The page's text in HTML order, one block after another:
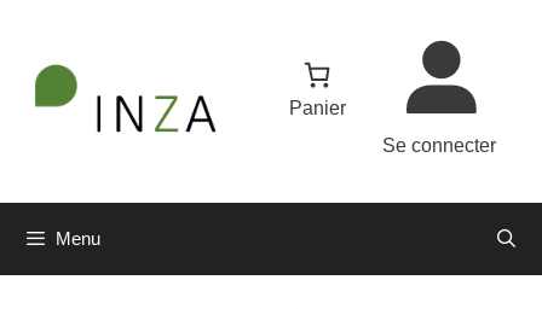
Panier
Se connecter
Menu